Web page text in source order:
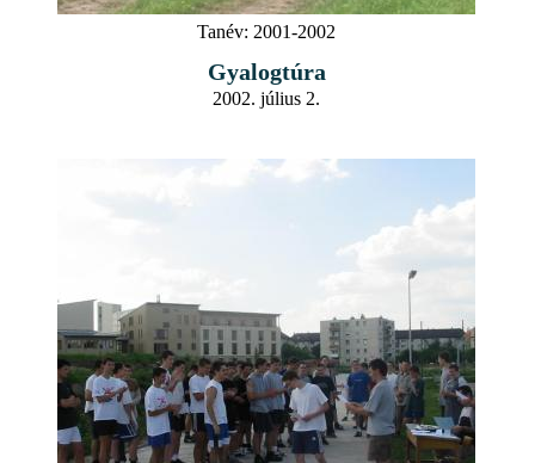
Tanév: 2001-2002
Gyalogtúra
2002. július 2.